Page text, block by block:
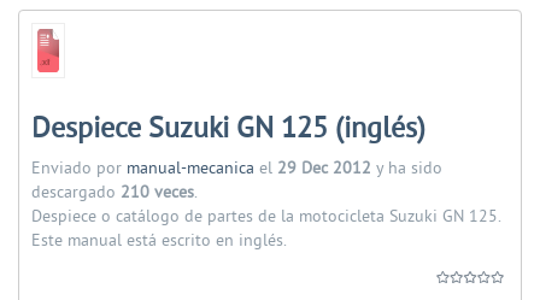
Despiece Suzuki GN 125 (inglés)
Enviado por manual-mecanica el 29 Dec 2012 y ha sido
descargado 210 veces.
Despiece o catálogo de partes de la motocicleta Suzuki GN 125.
Este manual está escrito en inglés.